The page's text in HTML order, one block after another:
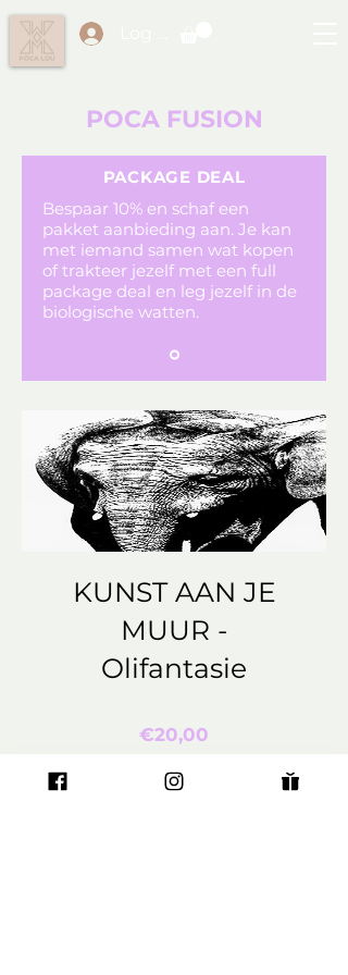
POCA FUSION
PACKAGE DEAL
Bespaar 10% en schaf een
pakket aanbieding aan. Je kan
met iemand samen wat kopen
of trakteer jezelf met een full
package deal en leg jezelf in de
biologische watten.
KUNST AAN JE
MUUR -
Olifantasie
€20,00